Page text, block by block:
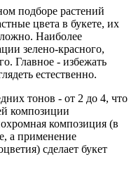
подборе растений
цвета в букете, их
Наиболее
зелено-красного,
Главное - избежать
естественно.
тонов - от 2 до 4, что
композиции
композиция (в
а применение
сделает букет